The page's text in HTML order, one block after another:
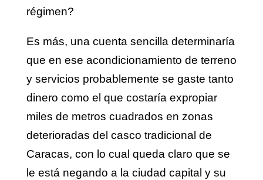
régimen?
Es más, una cuenta sencilla determinaría
que en ese acondicionamiento de terreno
y servicios probablemente se gaste tanto
dinero como el que costaría expropiar
miles de metros cuadrados en zonas
deterioradas del casco tradicional de
Caracas, con lo cual queda claro que se
le está negando a la ciudad capital y su